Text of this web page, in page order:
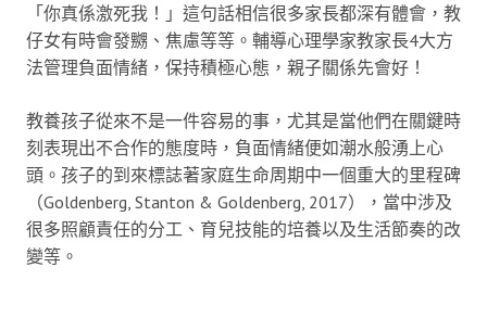
「你真係激死我！」這句話相信很多家長都深有體會，教
仔女有時會發嬲、焦慮等等。輔導心理學家教家長4大方
法管理負面情緒，保持積極心態，親子關係先會好！
教養孩子從來不是一件容易的事，尤其是當他們在關鍵時
刻表現出不合作的態度時，負面情緒便如潮水般湧上心
頭。孩子的到來標誌著家庭生命周期中一個重大的里程碑
（Goldenberg, Stanton & Goldenberg, 2017），當中涉及
很多照顧責任的分工、育兒技能的培養以及生活節奏的改
變等。